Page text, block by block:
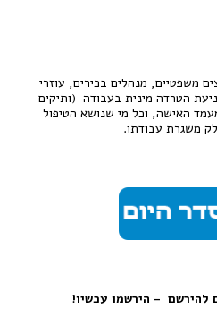
משפטיים, מנהלים בכירים, עוזרי
הטרדה מינית בעבודה (ותיקים
האישה, וכל מי שנושא הטיפול
משגרת עבודתו.
להירשם - הירשמו עכשיו!